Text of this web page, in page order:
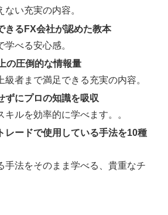
ない充実の内容。
きるFX会社が認めた教本
学べる安心感。
の圧倒的な情報量
級者まで満足できる充実の内容。
ずにプロの知識を吸収
キルを効率的に学べます。。
レードで使用している手法を10種
手法をそのまま学べる、貴重なチ